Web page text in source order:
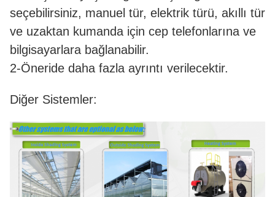
seçebilirsiniz, manuel tür, elektrik türü, akıllı tür
ve uzaktan kumanda için cep telefonlarına ve
bilgisayarlara bağlanabilir.
2-Öneride daha fazla ayrıntı verilecektir.
Diğer Sistemler: